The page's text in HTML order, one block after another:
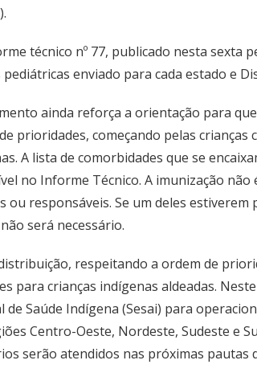
técnico nº 77, publicado nesta sexta
pediátricas enviado para cada estado e
ainda reforça a orientação para
prioridades, começando pelas
A lista de comorbidades que se
no Informe Técnico. A imunização
ou responsáveis. Se um deles
será necessário.
respeitando a ordem de
para crianças indígenas aldeadas.
de Saúde Indígena (Sesai) para
Centro-Oeste, Nordeste, Sudeste e
serão atendidos nas próximas pautas